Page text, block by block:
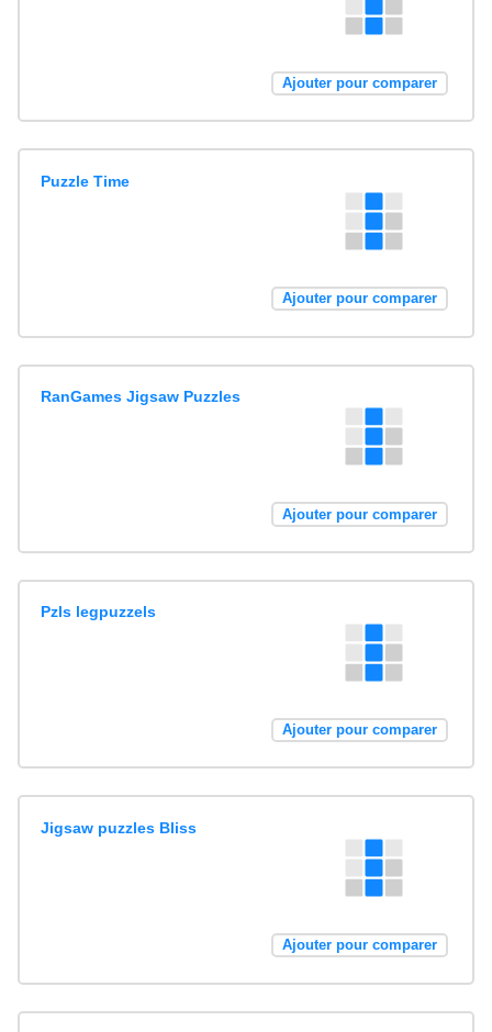
Ajouter pour comparer
Puzzle Time
Ajouter pour comparer
RanGames Jigsaw Puzzles
Ajouter pour comparer
Pzls legpuzzels
Ajouter pour comparer
Jigsaw puzzles Bliss
Ajouter pour comparer